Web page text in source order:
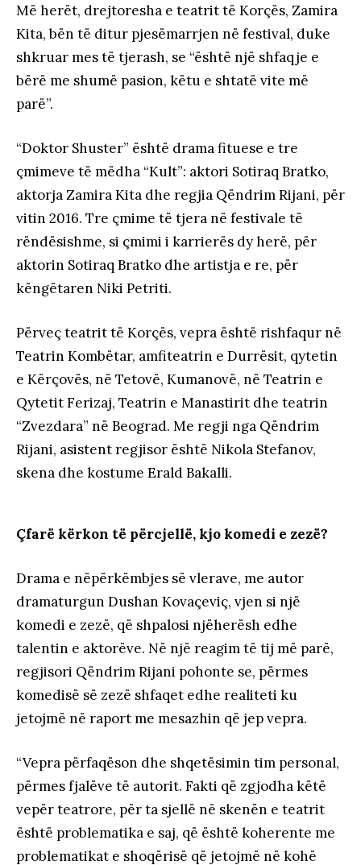
Më herët, drejtoresha e teatrit të Korçës, Zamira
Kita, bën të ditur pjesëmarrjen në festival, duke
shkruar mes të tjerash, se “është një shfaqje e
bërë me shumë pasion, këtu e shtatë vite më
parë”.
“Doktor Shuster” është drama fituese e tre
çmimeve të mëdha “Kult”: aktori Sotiraq Bratko,
aktorja Zamira Kita dhe regjia Qëndrim Rijani, për
vitin 2016. Tre çmime të tjera në festivale të
rëndësishme, si çmimi i karrierës dy herë, për
aktorin Sotiraq Bratko dhe artistja e re, për
këngëtaren Niki Petriti.
Përveç teatrit të Korçës, vepra është rishfaqur në
Teatrin Kombëtar, amfiteatrin e Durrësit, qytetin
e Kërçovës, në Tetovë, Kumanovë, në Teatrin e
Qytetit Ferizaj, Teatrin e Manastirit dhe teatrin
“Zvezdara” në Beograd. Me regji nga Qëndrim
Rijani, asistent regjisor është Nikola Stefanov,
skena dhe kostume Erald Bakalli.
Çfarë kërkon të përcjellë, kjo komedi e zezë?
Drama e nëpërkëmbjes së vlerave, me autor
dramaturgun Dushan Kovaçeviç, vjen si një
komedi e zezë, që shpalosi njëherësh edhe
talentin e aktorëve. Në një reagim të tij më parë,
regjisori Qëndrim Rijani pohonte se, përmes
komedisë së zezë shfaqet edhe realiteti ku
jetojmë në raport me mesazhin që jep vepra.
“Vepra përfaqëson dhe shqetësimin tim personal,
përmes fjalëve të autorit. Fakti që zgjodha këtë
vepër teatrore, për ta sjellë në skenën e teatrit
është problematika e saj, që është koherente me
problematikat e shoqërisë që jetojmë në kohë